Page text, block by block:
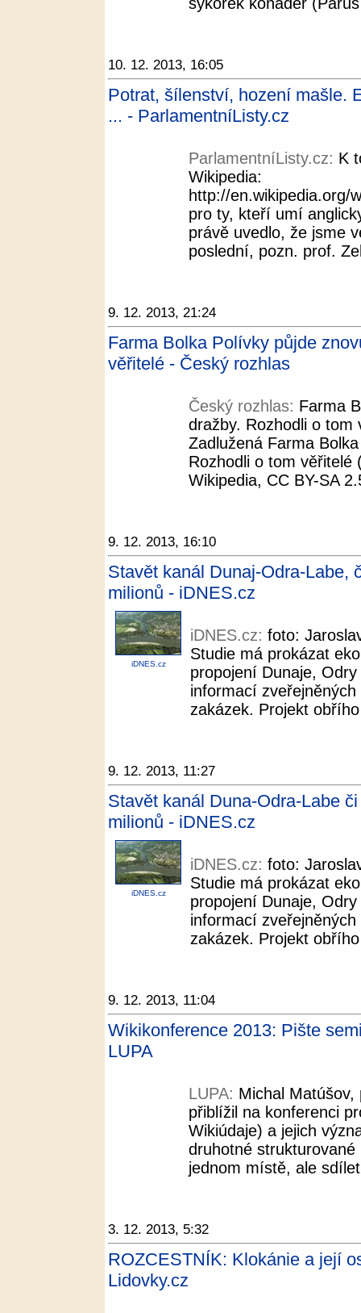
10. 12. 2013, 16:05
Potrat, šílenství, hození mašle.
... - ParlamentníListy.cz
ParlamentníListy.cz: K
Wikipedia:
http://en.wikipedia.org/
pro ty, kteří umí
právě uvedlo, že jsme
poslední, pozn. prof.
9. 12. 2013, 21:24
Farma Bolka Polívky půjde
věřitelé - Český rozhlas
Český rozhlas: Farma
dražby. Rozhodli o tom
Zadlužená Farma
Rozhodli o tom
Wikipedia, CC BY-SA
9. 12. 2013, 16:10
Stavět kanál Dunaj-Odra-Labe,
milionů - iDNES.cz
iDNES.cz
iDNES.cz: foto:
Studie má prokázat
propojení Dunaje,
informací
zakázek. Projekt
9. 12. 2013, 11:27
Stavět kanál Duna-Odra-Labe
milionů - iDNES.cz
iDNES.cz
iDNES.cz: foto:
Studie má prokázat
propojení Dunaje,
informací
zakázek. Projekt
9. 12. 2013, 11:04
Wikikonference 2013: Pište
LUPA
LUPA: Michal Matúšov,
přiblížil na konferenci
Wikiúdaje) a jejich
druhotné
jednom místě, ale
3. 12. 2013, 5:32
ROZCESTNÍK: Klokánie a její
Lidovky.cz